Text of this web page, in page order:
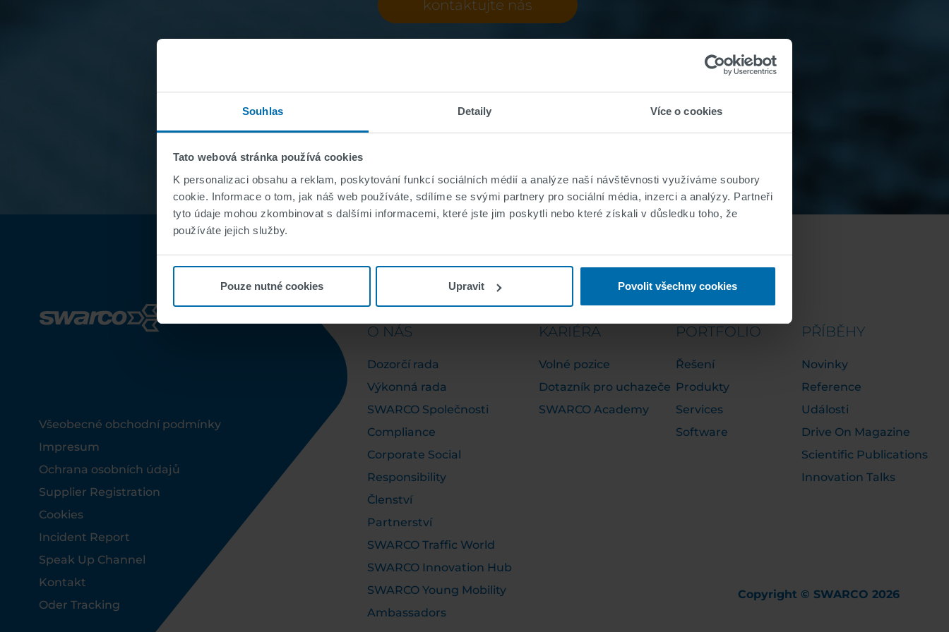
Souhlas Detaily Více o cookies
Tato webová stránka používá cookies
K personalizaci obsahu a reklam, poskytování funkcí sociálních médií a analýze naší návštěvnosti využíváme soubory
cookie. Informace o tom, jak náš web používáte, sdílíme se svými partnery pro sociální média, inzerci a analýzy. Partneři
tyto údaje mohou zkombinovat s dalšími informacemi, které jste jim poskytli nebo které získali v důsledku toho, že
používáte jejich služby.
Pouze nutné cookies Upravit Povolit všechny cookies
kontaktujte nás
Footer
Všeobecné obchodní podmínky
Impresum
Ochrana osobních údajů
Supplier Registration
Cookies
Incident Report
Speak Up Channel
Kontakt
Oder Tracking
O NÁS
Dozorčí rada
Výkonná rada
SWARCO Společnosti
Compliance
Corporate Social
Responsibility
Členství
Partnerství
SWARCO Traffic World
SWARCO Innovation Hub
SWARCO Young Mobility
Ambassadors
KARIÉRA
Volné pozice
Dotazník pro uchazeče
SWARCO Academy
PORTFOLIO
Řešení
Produkty
Services
Software
PŘÍBĚHY
Novinky
Reference
Události
Drive On Magazine
Scientific Publications
Innovation Talks
Copyright © SWARCO 2026